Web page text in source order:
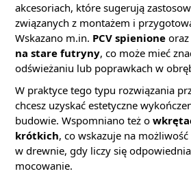
akcesoriach, które sugerują
związanych z montażem i
Wskazano m.in. PCV spienione oraz
na stare futryny, co może mieć
odświeżaniu lub poprawkach w
W praktyce tego typu rozwiązania
chcesz uzyskać estetyczne
budowie. Wspomniano też o
krótkich, co wskazuje na
w drewnie, gdy liczy się
mocowanie.